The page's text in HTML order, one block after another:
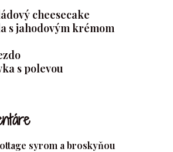
cheesecake
s jahodovým krémom
s polevou
syrom a broskyňou